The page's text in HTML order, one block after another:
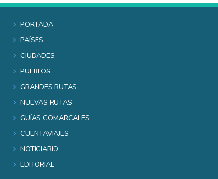
Portada
Países
Ciudades
Pueblos
Grandes rutas
Nuevas rutas
Guías comarcales
Cuentaviajes
Noticiario
Editorial